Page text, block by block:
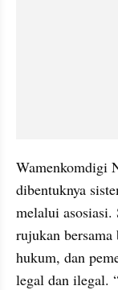
Wamenkomdigi
dibentuknya
melalui
rujukan
hukum, dan
legal dan ilegal.